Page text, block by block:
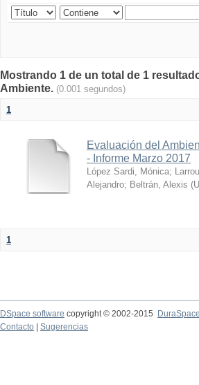
Mostrando 1 de un total de 1
Ambiente. (0.001 segundos)
1
Evaluación del
- Informe Marzo 2017
López Sardi, Mónica;
Alejandro; Beltrán, Alexis (
1
DSpace software copyright © 2002-2015
DuraSpace
Contacto
Sugerencias